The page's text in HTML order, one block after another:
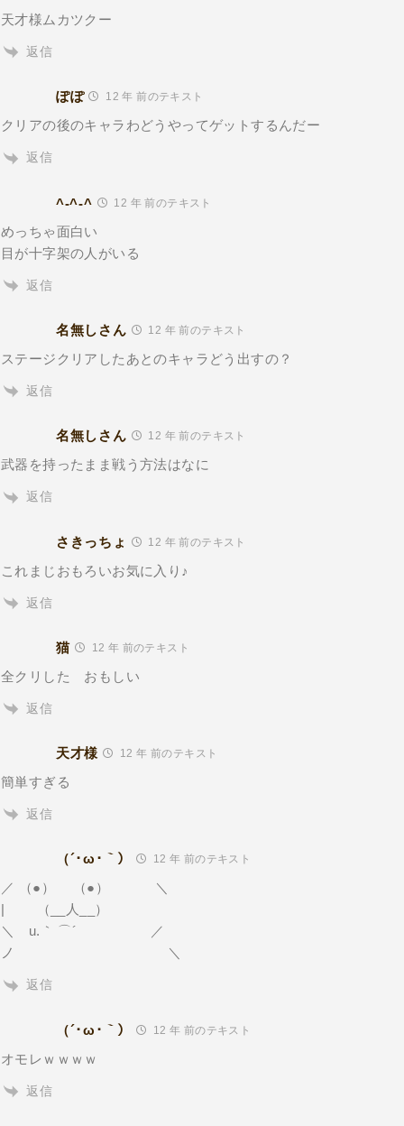
天才様ムカツクー
返信
ぽぽ 12 年 前のテキスト
クリアの後のキャラわどうやってゲットするんだー
返信
^-^-^ 12 年 前のテキスト
めっちゃ面白い
目が十字架の人がいる
返信
名無しさん 12 年 前のテキスト
ステージクリアしたあとのキャラどう出すの？
返信
名無しさん 12 年 前のテキスト
武器を持ったまま戦う方法はなに
返信
さきっちょ 12 年 前のテキスト
これまじおもろいお気に入り♪
返信
猫 12 年 前のテキスト
全クリした おもしい
返信
天才様 12 年 前のテキスト
簡単すぎる
返信
（´･ω･｀） 12 年 前のテキスト
／ （●） （●） ＼
| （__人__）
＼ u.｀ ⌒´ ／
ノ ＼
返信
（´･ω･｀） 12 年 前のテキスト
オモレｗｗｗｗ
返信